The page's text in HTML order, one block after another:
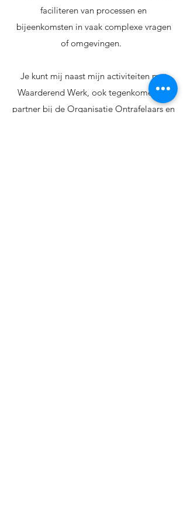
faciliteren van processen en
bijeenkomsten in vaak complexe vragen
of omgevingen. ​
Je kunt mij naast mijn activiteiten met
Waarderend Werk, ook tegenkomen als
partner bij de Organisatie Ontrafelaarsen